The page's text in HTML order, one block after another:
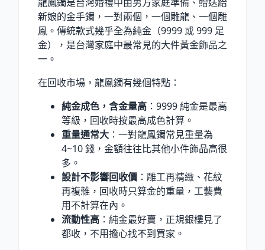
新娘的金手鐲，一對兩個，一個雕龍、一個雕
鳳。傳統款式幾乎全為純金（9999 或 999 足
金），是台灣家庭中最常見的大件黃金飾品之
一。
在回收市場，龍鳳鐲有幾個特點：
純金成色，含金量高 ：9999 純金是最高
等級，回收時按最高成色計算。
重量通常大 ：一對龍鳳鐲常見重量為
4~10 錢，金額往往比其他小件飾品高很
多。
設計不影響回收價 ：雕工再精緻、花紋
再複雜，回收時只算金的重量，工藝費
用不計算在內。
流動性高 ：純金最好賣，正規銀樓見了
都收，不用擔心找不到買家。